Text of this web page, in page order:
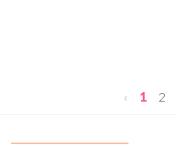
‹ 1 2